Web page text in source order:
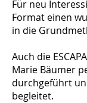
Für neu
Format einen
in die
Auch die
Marie Bäumer
durchgeführt
begleitet.